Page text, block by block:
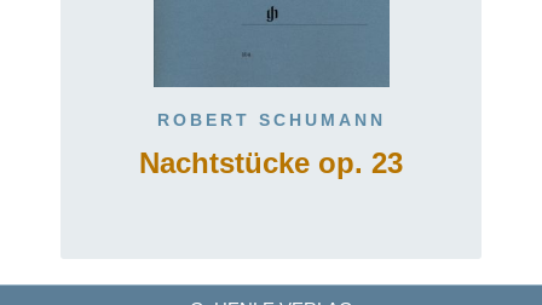
ROBERT SCHUMANN
Nachtstücke op. 23